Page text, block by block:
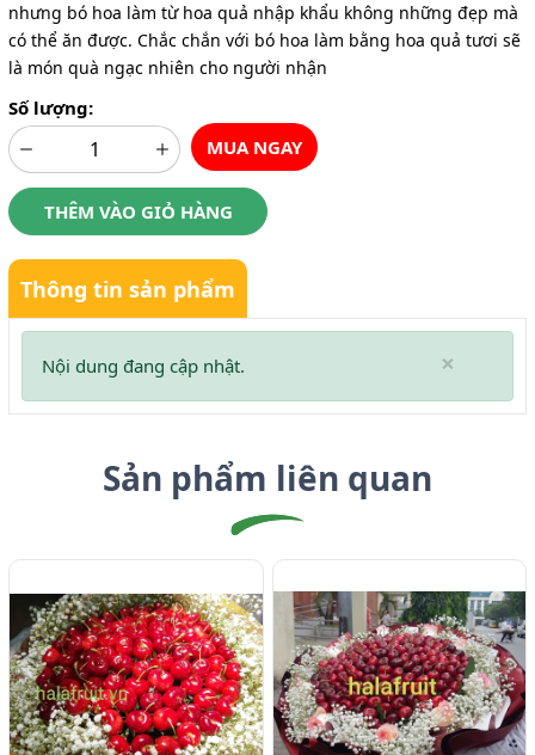
nhưng bó hoa làm từ hoa quả nhập khẩu không những đẹp mà
có thể ăn được. Chắc chắn với bó hoa làm bằng hoa quả tươi sẽ
là món quà ngạc nhiên cho người nhận
Số lượng:
MUA NGAY
THÊM VÀO GIỎ HÀNG
Thông tin sản phẩm
×
Nội dung đang cập nhật.
Sản phẩm liên quan